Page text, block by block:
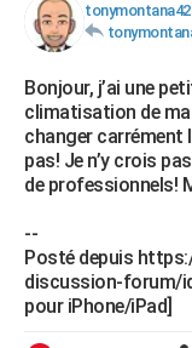
Retraite
Impôts
Epargne
Immobilier
Risques naturels par
Banque
Assurance
Crédit
AUTO
HIGH-TECH
Mobiles
Meilleur smartphone
Internet
Ordinateurs
Jeux vidéo
Guide high-tech
+BRICOLAGE
Forum
Aménagement intérieur
Extérieur
Cuisine
Salle de bains
Jardinage
Rangement
WEEK-END
LIFESTYLE
Art de vivre
Bien-être
Loisirs
ModeModes de vie
SANTE
Alimentation
Guide de la santé
Maladies
Médicaments
Sommeil
tonymontana42
Bonjour, j’ai une
climatisation de ma
changer carrément
pas! Je n’y crois
de professionnels!
--
Posté depuis
discussion-forum/
pour iPhone/iPad]